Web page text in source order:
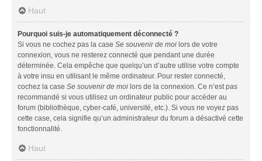
Haut
Pourquoi suis-je automatiquement déconnecté ?
Si vous ne cochez pas la case Se souvenir de moi lors de votre
connexion, vous ne resterez connecté que pendant une durée
déterminée. Cela empêche que quelqu’un d’autre utilise votre compte
à votre insu en utilisant le même ordinateur. Pour rester connecté,
cochez la case Se souvenir de moi lors de la connexion. Ce n’est pas
recommandé si vous utilisez un ordinateur public pour accéder au
forum (bibliothèque, cyber-café, université, etc.). Si vous ne voyez pas
cette case, cela signifie qu’un administrateur du forum a désactivé cette
fonctionnalité.
Haut